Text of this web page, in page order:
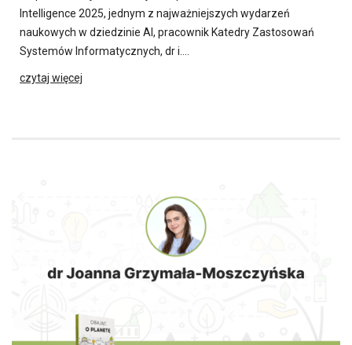
Intelligence 2025, jednym z najważniejszych wydarzeń
naukowych w dziedzinie AI, pracownik Katedry Zastosowań
Systemów Informatycznych, dr i….
czytaj więcej